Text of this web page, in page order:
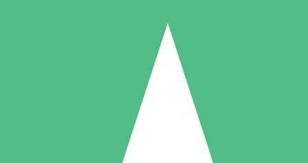
Individuele Creditpakketten
per gebruik met downloadtegoeden. Geen maandelijkse verplichting
5 Downloaden
US$